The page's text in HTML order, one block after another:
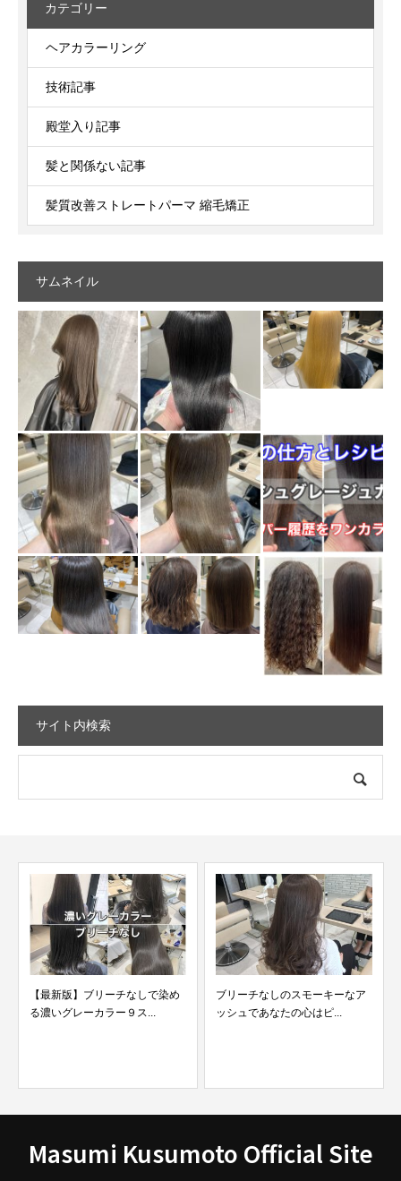
カテゴリー
ヘアカラーリング
技術記事
殿堂入り記事
髪と関係ない記事
髪質改善ストレートパーマ 縮毛矯正
サムネイル
サイト内検索
で染め
ブリーチなしのスモーキーなア
ッシュであなたの心はピ...
ブリーチありとなしで染め
ッシュグレーの比較や綺...
Masumi Kusumoto Official Site